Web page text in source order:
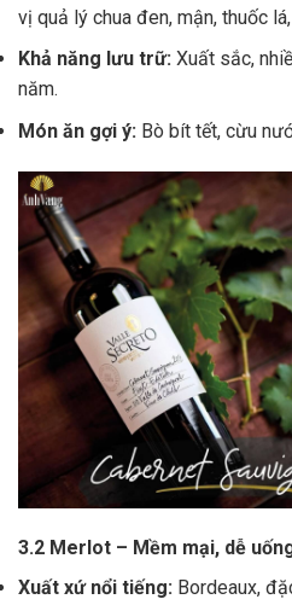
vị quả lý chua đen, mận, thuốc
Khả năng lưu trữ: Xuất sắc,
năm.
Món ăn gợi ý: Bò bít tết, cừu
3.2 Merlot – Mềm mại, dễ
Xuất xứ nổi tiếng: Bordeaux,